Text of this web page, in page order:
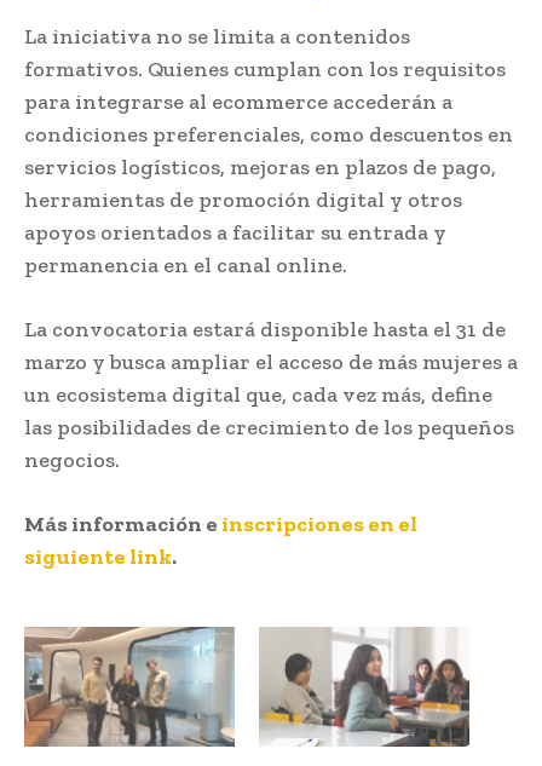
La iniciativa no se limita a contenidos
formativos. Quienes cumplan con los requisitos
para integrarse al ecommerce accederán a
condiciones preferenciales, como descuentos en
servicios logísticos, mejoras en plazos de pago,
herramientas de promoción digital y otros
apoyos orientados a facilitar su entrada y
permanencia en el canal online.
La convocatoria estará disponible hasta el 31 de
marzo y busca ampliar el acceso de más mujeres a
un ecosistema digital que, cada vez más, define
las posibilidades de crecimiento de los pequeños
negocios.
Más información e inscripciones en el
siguiente link.